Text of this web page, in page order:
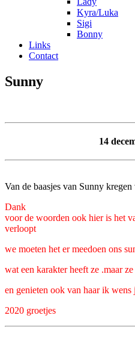
Kyra/Luka
Sigi
Bonny
Links
Contact
Sunny
14
Van de baasjes van Sunny
Dank
voor de woorden ook hier is het
verloopt
we moeten het er meedoen ons
wat een karakter heeft ze .maar
en genieten ook van haar ik
2020 groetjes